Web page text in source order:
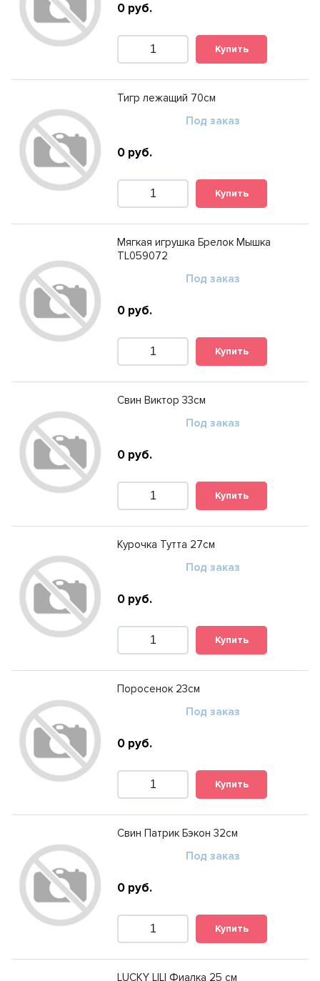
0 руб.
Купить
Тигр лежащий 70см
Под заказ
0 руб.
Купить
Мягкая игрушка Брелок Мышка
TL059072
Под заказ
0 руб.
Купить
Свин Виктор 33см
Под заказ
0 руб.
Купить
Курочка Тутта 27см
Под заказ
0 руб.
Купить
Поросенок 23см
Под заказ
0 руб.
Купить
Свин Патрик Бэкон 32см
Под заказ
0 руб.
Купить
LUCKY LILI Фиалка 25 см